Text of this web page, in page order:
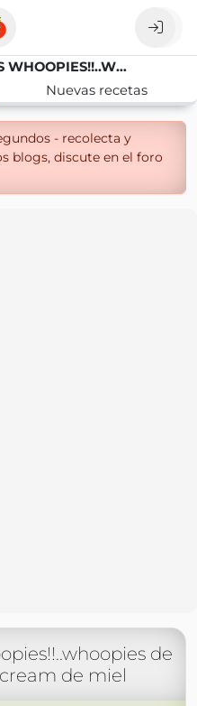
EL RETORNO DE LOS WHOOPIES!!..WHOOPIES DE VAINILLA Y BUTTERCREAM DE MIEL
Nuevas recetas
- recolecta y
blogs, discute en el foro
de
de miel